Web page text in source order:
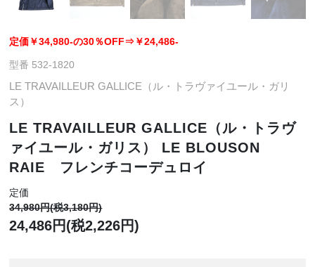
定価￥34,980-の30％OFF⇒￥24,486-
型番 532-1820
LE TRAVAILLEUR GALLICE（ル・トラヴァイユール・ガリ
ス）
LE TRAVAILLEUR GALLICE（ル・トラヴ
ァイユール・ガリス） LE BLOUSON
RAIE フレンチコーデュロイ
定価
34,980円(税3,180円)
24,486円(税2,226円)